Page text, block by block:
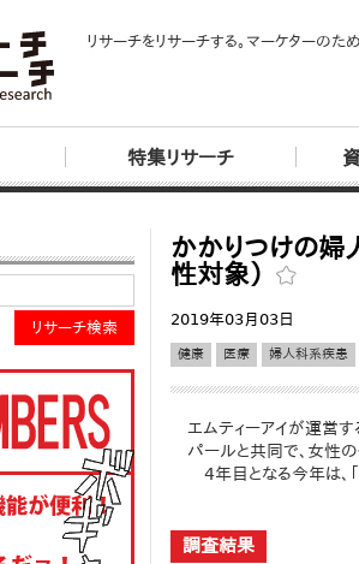
リサーチをリサーチする。マーケターのた
特集リサーチ
かかりつけの婦
性対象）
2019年03月03日
健康 医療 婦人科系疾患
エムティーアイが運営
パールと共同で、女性
4年目となる今年は、
調査結果
リサーチ検索